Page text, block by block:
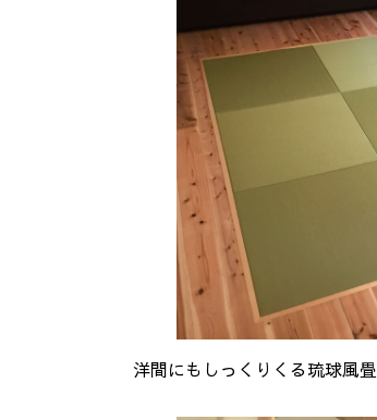
洋間にもしっくりくる琉球風畳